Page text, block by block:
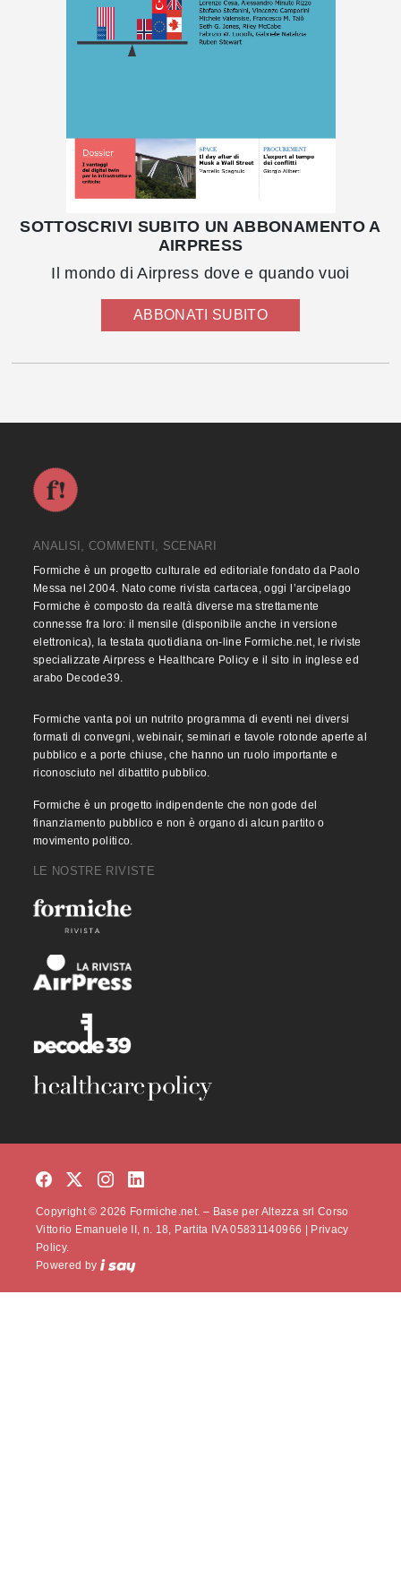
SOTTOSCRIVI SUBITO UN ABBONAMENTO A
AIRPRESS
Il mondo di Airpress dove e quando vuoi
ABBONATI SUBITO
ANALISI, COMMENTI, SCENARI
Formiche è un progetto culturale ed editoriale fondato da Paolo
Messa nel 2004. Nato come rivista cartacea, oggi l’arcipelago
Formiche è composto da realtà diverse ma strettamente
connesse fra loro: il mensile (disponibile anche in versione
elettronica), la testata quotidiana on-line Formiche.net, le riviste
specializzate Airpress e Healthcare Policy e il sito in inglese ed
arabo Decode39.
Formiche vanta poi un nutrito programma di eventi nei diversi
formati di convegni, webinair, seminari e tavole rotonde aperte al
pubblico e a porte chiuse, che hanno un ruolo importante e
riconosciuto nel dibattito pubblico.
Formiche è un progetto indipendente che non gode del
finanziamento pubblico e non è organo di alcun partito o
movimento politico.
LE NOSTRE RIVISTE
Copyright © 2026 Formiche.net. – Base per Altezza srl Corso
Vittorio Emanuele II, n. 18, Partita IVA 05831140966 |
Privacy
Policy.
Powered by